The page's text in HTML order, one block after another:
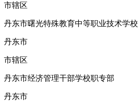
市辖区
丹东市曙光特殊教育中等职业技术学校
丹东市
市辖区
丹东市经济管理干部学校职专部
丹东市